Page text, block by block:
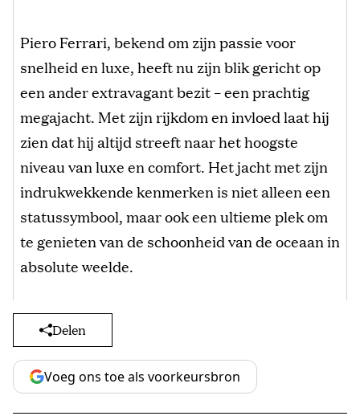
Piero Ferrari, bekend om zijn passie voor
snelheid en luxe, heeft nu zijn blik gericht op
een ander extravagant bezit – een prachtig
megajacht. Met zijn rijkdom en invloed laat hij
zien dat hij altijd streeft naar het hoogste
niveau van luxe en comfort. Het jacht met zijn
indrukwekkende kenmerken is niet alleen een
statussymbool, maar ook een ultieme plek om
te genieten van de schoonheid van de oceaan in
absolute weelde.
Delen
Voeg ons toe als voorkeursbron